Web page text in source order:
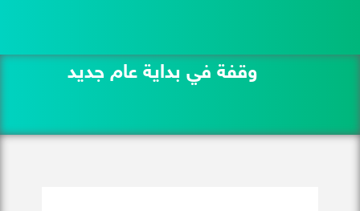
وقفة في بداية عام جديد